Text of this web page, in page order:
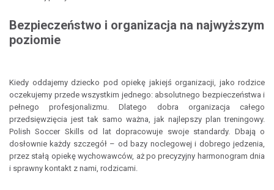
Bezpieczeństwo i organizacja na najwyższym
poziomie
Kiedy oddajemy dziecko pod opiekę jakiejś organizacji, jako rodzice
oczekujemy przede wszystkim jednego: absolutnego bezpieczeństwa i
pełnego profesjonalizmu. Dlatego dobra organizacja całego
przedsięwzięcia jest tak samo ważna, jak najlepszy plan treningowy.
Polish Soccer Skills od lat dopracowuje swoje standardy. Dbają o
dosłownie każdy szczegół – od bazy noclegowej i dobrego jedzenia,
przez stałą opiekę wychowawców, aż po precyzyjny harmonogram dnia
i sprawny kontakt z nami, rodzicami.